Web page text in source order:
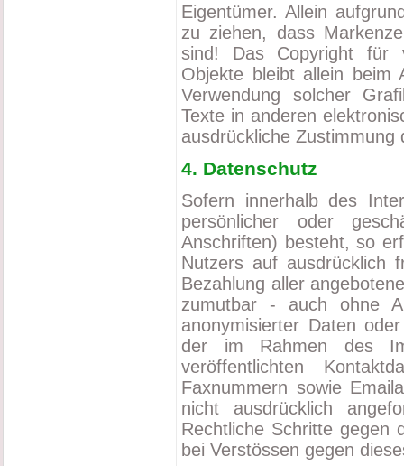
Eigentümer. Allein
zu ziehen, dass
sind! Das Copyright für
Objekte bleibt allein beim
Verwendung solcher
Texte in anderen
ausdrückliche
4. Datenschutz
Sofern innerhalb des
persönlicher oder
Anschriften) besteht, so
Nutzers auf ausdrücklich
Bezahlung aller
zumutbar - auch ohne
anonymisierter Daten
der im Rahmen des
veröffentlichten
Faxnummern sowie
nicht ausdrücklich
Rechtliche Schritte gegen
bei Verstössen gegen